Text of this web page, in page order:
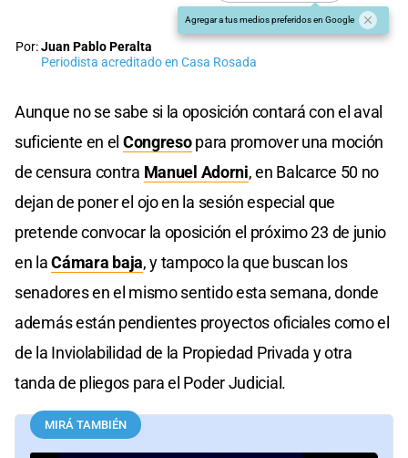
Agregar a tus medios preferidos en Google
Por:Juan Pablo Peralta
Periodista acreditado en Casa Rosada
Aunque no se sabe si la oposición contará con el aval
suficiente en el Congresopara promover una moción
de censura contra Manuel Adorni, en Balcarce 50 no
dejan de poner el ojo en la sesión especial que
pretende convocar la oposición el próximo 23 de junio
en laCámara baja, y tampoco la que buscan los
senadores en el mismo sentido esta semana, donde
además están pendientes proyectos oficiales como el
de la Inviolabilidad de la Propiedad Privada y otra
tanda de pliegos para el Poder Judicial.
MIRÁ TAMBIÉN